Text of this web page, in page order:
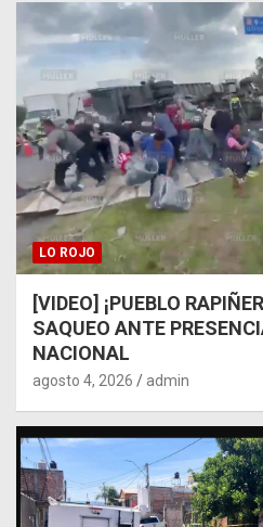
LO ROJO
[VIDEO] ¡PUEBLO
SAQUEO ANTE
NACIONAL
agosto 4, 2026 admin